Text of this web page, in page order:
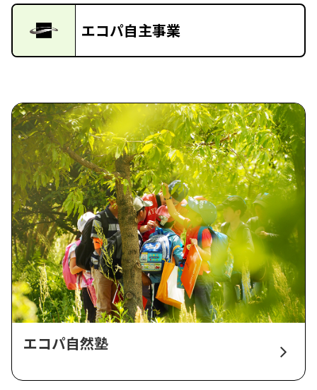
エコパ自主事業
エコパ自然塾